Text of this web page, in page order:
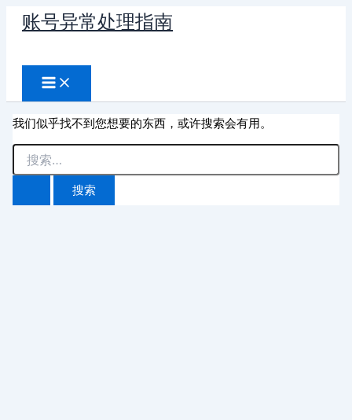
账号异常处理指南
索
我们似乎找不到您想要的东西，或许搜索会有用。
搜
索：